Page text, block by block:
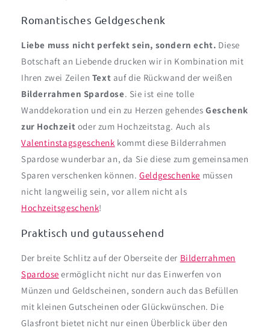
Romantisches Geldgeschenk
Liebe muss nicht perfekt sein, sondern echt. Diese
Botschaft an Liebende drucken wir in Kombination mit
Ihren zwei Zeilen Text auf die Rückwand der weißen
Bilderrahmen Spardose. Sie ist eine tolle
Wanddekoration und ein zu Herzen gehendesGeschenk
zur Hochzeit oder zum Hochzeitstag. Auch als
Valentinstagsgeschenk kommt diese Bilderrahmen
Spardose wunderbar an, da Sie diese zum gemeinsamen
Sparen verschenken können.Geldgeschenke müssen
nicht langweilig sein, vor allem nicht als
Hochzeitsgeschenk!
Praktisch und gutaussehend
Der breite Schlitz auf der Oberseite der Bilderrahmen
Spardose ermöglicht nicht nur das Einwerfen von
Münzen und Geldscheinen, sondern auch das Befüllen
mit kleinen Gutscheinen oder Glückwünschen. Die
Glasfront bietet nicht nur einen Überblick über den